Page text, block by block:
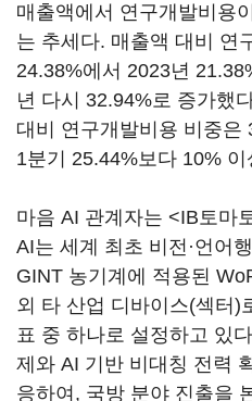
매출액에서 연구개발비용
는 추세다. 매출액 대비 연
24.38%에서 2023년
년 다시 32.94%로 증가했
대비 연구개발비용 비중은
1분기 25.44%보다 10%
마음 AI 관계자는 <IB토마
AI는 세계 최초 비전·언어
GINT 농기계에 적용된
외 타 산업 디바이스(섹터)
표 중 하나로 설정하고 있
제와 AI 기반 비대칭 전력
응하여, 국방 분야 진출을